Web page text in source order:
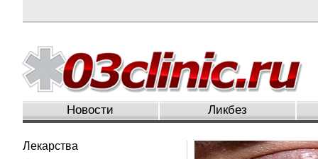
Новости Ликбез
Лекарства